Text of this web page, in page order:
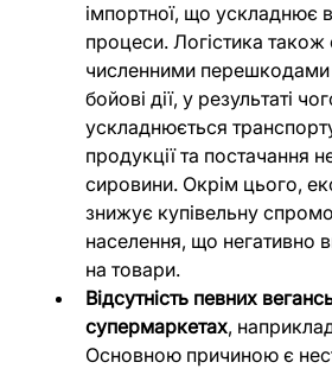
імпортної, що ускладнює
процеси. Логістика також
численними перешкодами
бойові дії, у результаті
ускладнюється
продукції та постачання
сировини. Окрім цього,
знижує купівельну
населення, що негативно
на товари.
Відсутність певних
супермаркетах,
Основною причиною є